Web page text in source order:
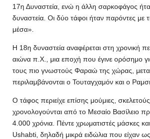
17η Δυναστεία, ενώ η άλλη σαρκοφάγος
δυναστεία. Οι δύο τάφοι ήταν παρόντες με
μέσα».
Η 18η δυναστεία αναφέρεται στη χρονική
αιώνα π.Χ., μια εποχή που έγινε ορόσημο
τους πιο γνωστούς Φαραώ της χώρας,
περιλαμβάνονται ο Τουταγχαμόν και ο
Ο τάφος περιείχε επίσης μούμιες,
χρονολογούνται από το Μεσαίο Βασίλειο
4.000 χρόνια. Πέντε χρωματιστές μάσκες
Ushabti, δηλαδή μικρά ειδώλια που είχαν